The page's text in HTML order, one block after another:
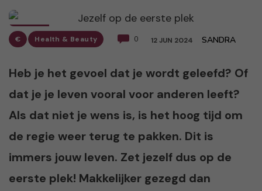
€ Health & Beauty 0 12 JUN 2024 SANDRA
Heb je het gevoel dat je wordt geleefd? Of
dat je je leven vooral voor anderen leeft?
Als dat niet je wens is, is het hoog tijd om
de regie weer terug te pakken. Dit is
immers jouw leven. Zet jezelf dus op de
eerste plek! Makkelijker gezegd dan